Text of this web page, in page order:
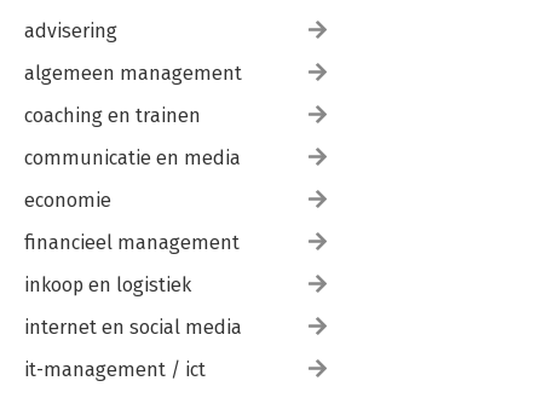
advisering
algemeen management
coaching en trainen
communicatie en media
economie
financieel management
inkoop en logistiek
internet en social media
it-management / ict